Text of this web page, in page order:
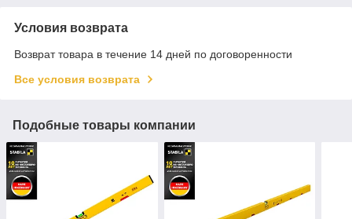
Условия возврата
Возврат товара в течение 14 дней по договоренности
Все условия возврата
Подобные товары компании